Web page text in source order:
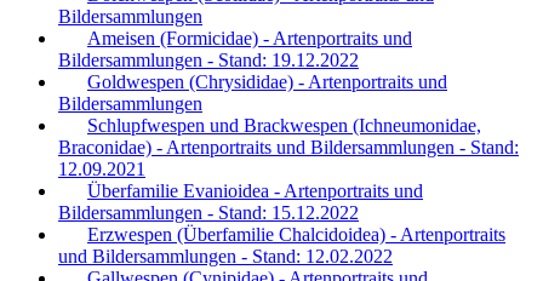
Bildersammlungen
Ameisen (Formicidae) - Artenportraits und
Bildersammlungen - Stand: 19.12.2022
Goldwespen (Chrysididae) - Artenportraits und
Bildersammlungen
Schlupfwespen und Brackwespen (Ichneumonidae,
Braconidae) - Artenportraits und Bildersammlungen - Stand:
12.09.2021
Überfamilie Evanioidea - Artenportraits und
Bildersammlungen - Stand: 15.12.2022
Erzwespen (Überfamilie Chalcidoidea) - Artenportraits
und Bildersammlungen - Stand: 12.02.2022